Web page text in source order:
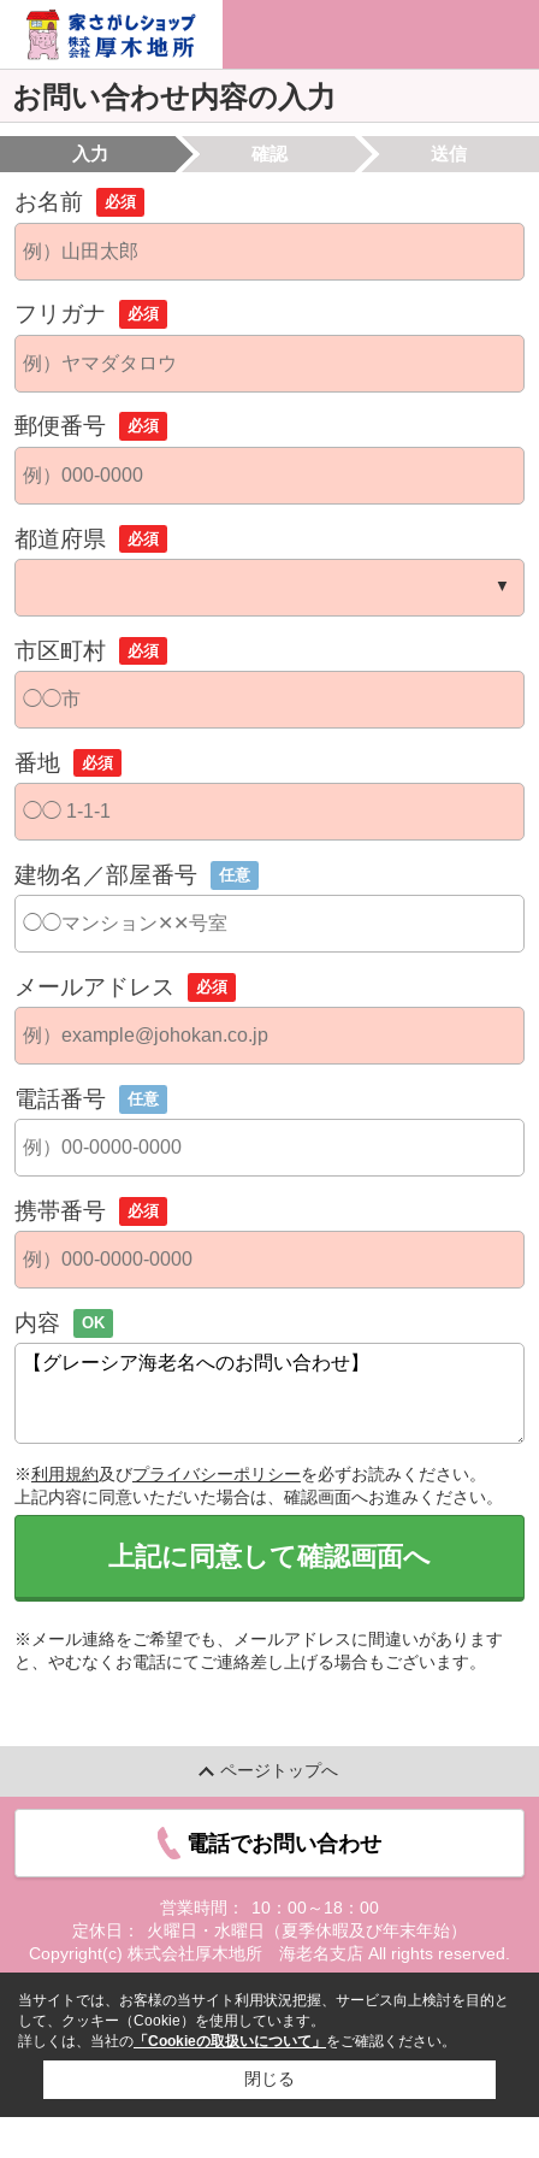
お問い合わせ内容の入力
入力 確認 送信
お名前 必須
フリガナ 必須
郵便番号 必須
都道府県 必須
市区町村 必須
番地 必須
建物名／部屋番号 任意
メールアドレス 必須
電話番号 任意
携帯番号 必須
内容 OK
※利用規約及びプライバシーポリシーを必ずお読みください。
上記内容に同意いただいた場合は、確認画面へお進みください。
上記に同意して確認画面へ
※メール連絡をご希望でも、メールアドレスに間違いがあります
と、やむなくお電話にてご連絡差し上げる場合もございます。
ページトップへ
電話でお問い合わせ
営業時間：
10：00～18：00
定休日：
火曜日・水曜日（夏季休暇及び年末年始）
Copyright(c) 株式会社厚木地所 海老名支店 All rights reserved.
当サイトでは、お客様の当サイト利用状況把握、サービス向上検討を目的と
して、クッキー（Cookie）を使用しています。
詳しくは、当社の 「Cookieの取扱いについて」 をご確認ください。
閉じる